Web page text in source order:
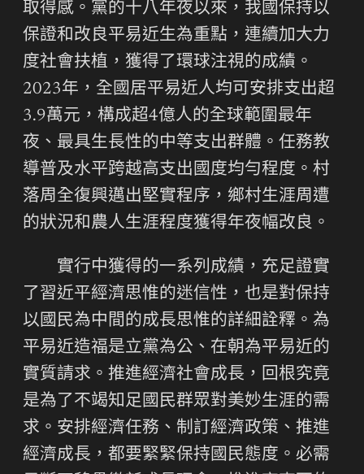
取得感。黨的十八年夜以來，我國保持以
保證和改良平易近生為重點，連續加大力
度社會扶植，獲得了環球注視的成績。
2023年，全國居平易近人均可安排支出超
3.9萬元，構成超4億人的全球範圍最年
夜、最具生長性的中等支出群體。任務教
導普及水平跨越高支出國度均勻程度。村
落周全復興邁出堅實程序，鄉村生涯周遭
的狀況和農人生涯程度獲得年夜幅改良。
實行中獲得的一系列成績，充足證實
了習近平經濟思惟的迷信性，也是對保持
以國民為中間的成長思惟的詳細詮釋。為
平易近造福是立黨為公、在朝為平易近的
實質請求。推進經濟社會成長，回根究竟
是為了不竭知足國民群眾對美妙生涯的需
求。安排經濟任務、制訂經濟政策、推進
經濟成長，都要緊緊保持國民態度。必需